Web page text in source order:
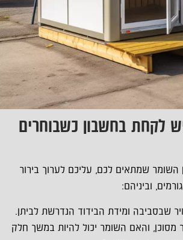
לקחת בחשבון כשבוחרים
השומר שמתאים לכם, עליכם לערוך בירור
וביניהם:
שבסביבה ומידת הבידוד הנדרשת לביתן.
והאם השומר יכול להיות במשך חלק